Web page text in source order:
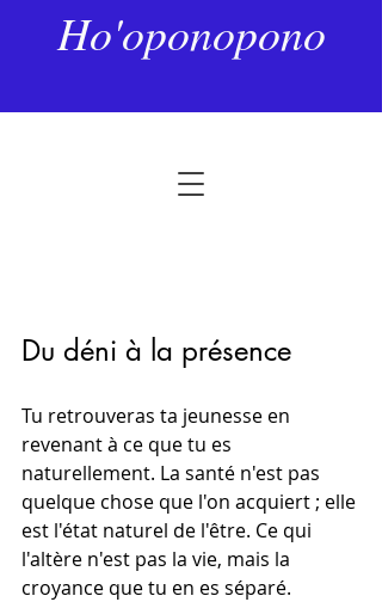
Ho'oponopono
La santé retrouvée
Noté NaN étoiles sur 5.
Du déni à la présence
Tu retrouveras ta jeunesse en
revenant à ce que tu es
naturellement. La santé n'est pas
quelque chose que l'on acquiert ; elle
est l'état naturel de l'être. Ce qui
l'altère n'est pas la vie, mais la
croyance que tu en es séparé.